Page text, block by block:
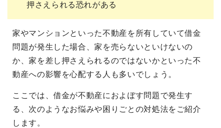
押さえられる恐れがある
家やマンションといった不動産を所有していて借金
問題が発生した場合、家を売らないといけないの
か、家を差し押さえられるのではないかといった不
動産への影響を心配する人も多いでしょう。
ここでは、借金が不動産におよぼす問題で発生す
る、次のようなお悩みや困りごとの対処法をご紹介
します。